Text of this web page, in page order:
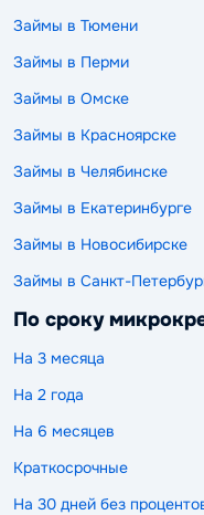
Займы в Тюмени
Займы в Перми
Займы в Омске
Займы в Красноярске
Займы в Челябинске
Займы в Екатеринбурге
Займы в Новосибирске
Займы в Санкт-
По сроку
На 3 месяца
На 2 года
На 6 месяцев
Краткосрочные
На 30 дней без